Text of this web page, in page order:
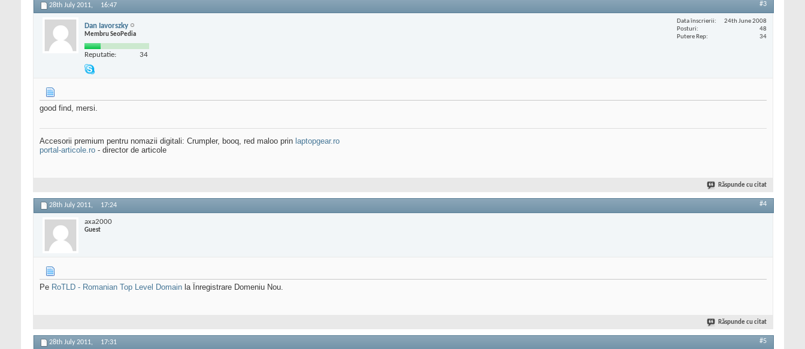
28th July 2011, 16:47 #3
Dan Iavorszky
Membru SeoPedia
Reputatie: 34
Data înscrierii
24th June 2008
Posturi
48
Putere Rep
34
good find, mersi.
Accesorii premium pentru nomazii digitali: Crumpler, booq, red maloo prin laptopgear.ro
portal-articole.ro - director de articole
Răspunde cu citat
28th July 2011, 17:24 #4
axa2000
Guest
Pe RoTLD - Romanian Top Level Domain la Înregistrare Domeniu Nou.
Răspunde cu citat
28th July 2011, 17:31 #5